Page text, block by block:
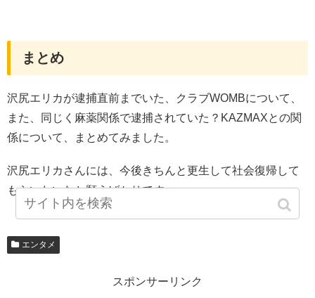
まとめ
沢尻エリカが逮捕直前までいた、クラブWOMBについて、
また、同じく麻薬関係で逮捕されていた？KAZMAXとの関
係について、まとめてみました。
沢尻エリカさんには、今後きちんと更生して社会復帰して
もらいたいなと願うばかりです。
エンタメ
スポンサーリンク